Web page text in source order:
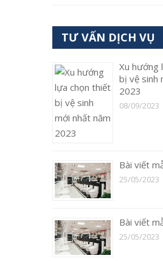
TƯ VẤN DỊCH VỤ
Xu hướng
bị vệ sinh
2023
08/09/2023
Bài viết
25/05/2023
Bài viết
25/05/2023